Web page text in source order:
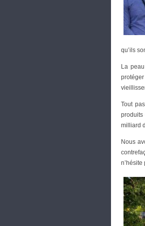
qu’ils
La
Tout
produits
milliard
Nous